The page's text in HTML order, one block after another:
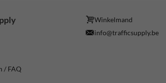
/ FAQ
Winkelmand
info@trafficsupply.be